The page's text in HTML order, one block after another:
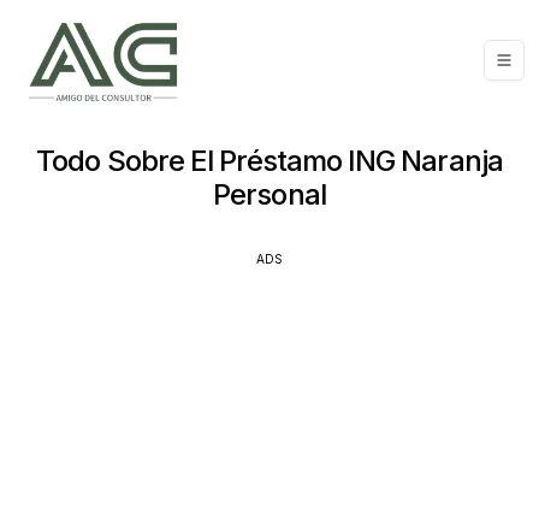
Todo Sobre El Préstamo ING Naranja
Personal
ADS